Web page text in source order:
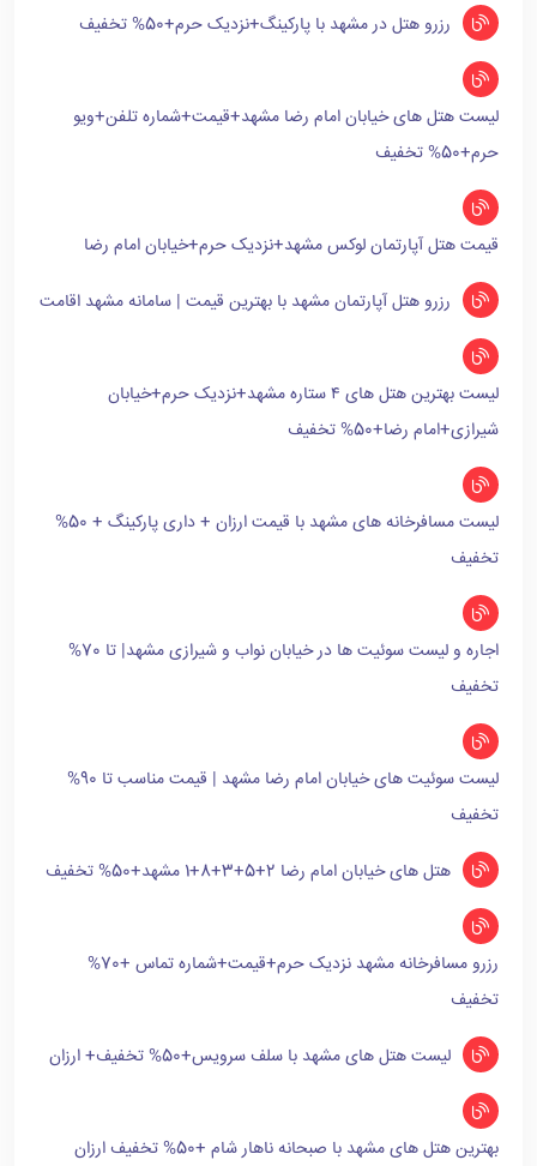
رزرو هتل در مشهد با پارکینگ+نزدیک حرم+50% تخفیف
لیست هتل های خیابان امام رضا مشهد+قیمت+شماره تلفن+ویو
حرم+50% تخفیف
قیمت هتل آپارتمان لوکس مشهد+نزدیک حرم+خیابان امام رضا
رزرو هتل آپارتمان مشهد با بهترین قیمت | سامانه مشهد اقامت
لیست بهترین هتل های ۴ ستاره مشهد+نزدیک حرم+خیابان
شیرازی+امام رضا+50% تخفیف
لیست مسافرخانه های مشهد با قیمت ارزان + داری پارکینگ + 50%
تخفیف
اجاره و لیست سوئیت ها در خیابان نواب و شیرازی مشهد| تا 70%
تخفیف
لیست سوئیت های خیابان امام رضا مشهد | قیمت مناسب تا 90%
تخفیف
هتل های خیابان امام رضا 2+5+3+8+1 مشهد+50% تخفیف
رزرو مسافرخانه مشهد نزدیک حرم+قیمت+شماره تماس +70%
تخفیف
لیست هتل های مشهد با سلف سرویس+50% تخفیف+ ارزان
بهترین هتل های مشهد با صبحانه ناهار شام +50% تخفیف ارزان